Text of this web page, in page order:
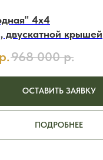
4х4
двускатной крышей
р.968 000 р.
ОСТАВИТЬ ЗАЯВКУ
ПОДРОБНЕЕ